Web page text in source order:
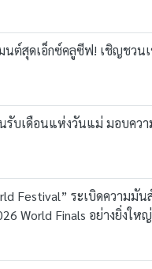
นต์สุดเอ็กซ์คลูซีฟ! เชิญชวน
รับเดือนแห่งวันแม่ มอบค
Festival” ระเบิดความมั
World Finals อย่างยิ่งใหญ่